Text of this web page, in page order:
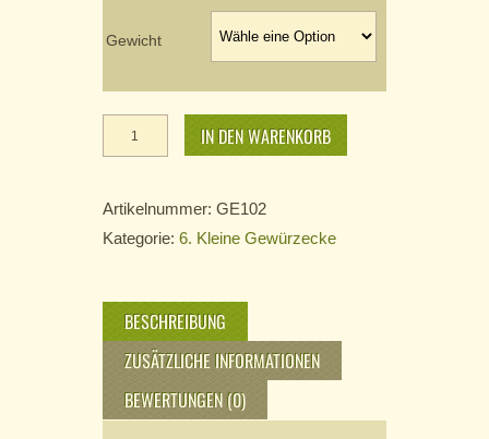
Gewicht
Glühweingewürz,
Klassische
IN DEN WARENKORB
Artikelnummer: GE102
Kategorie: 6. Kleine Gewürzecke
BESCHREIBUNG
ZUSÄTZLICHE INFORMATIONEN
BEWERTUNGEN (0)